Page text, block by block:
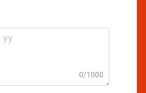
0/1000